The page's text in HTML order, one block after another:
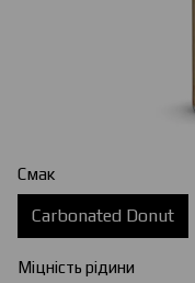
Смак
Carbonated Donut
Міцність рідини